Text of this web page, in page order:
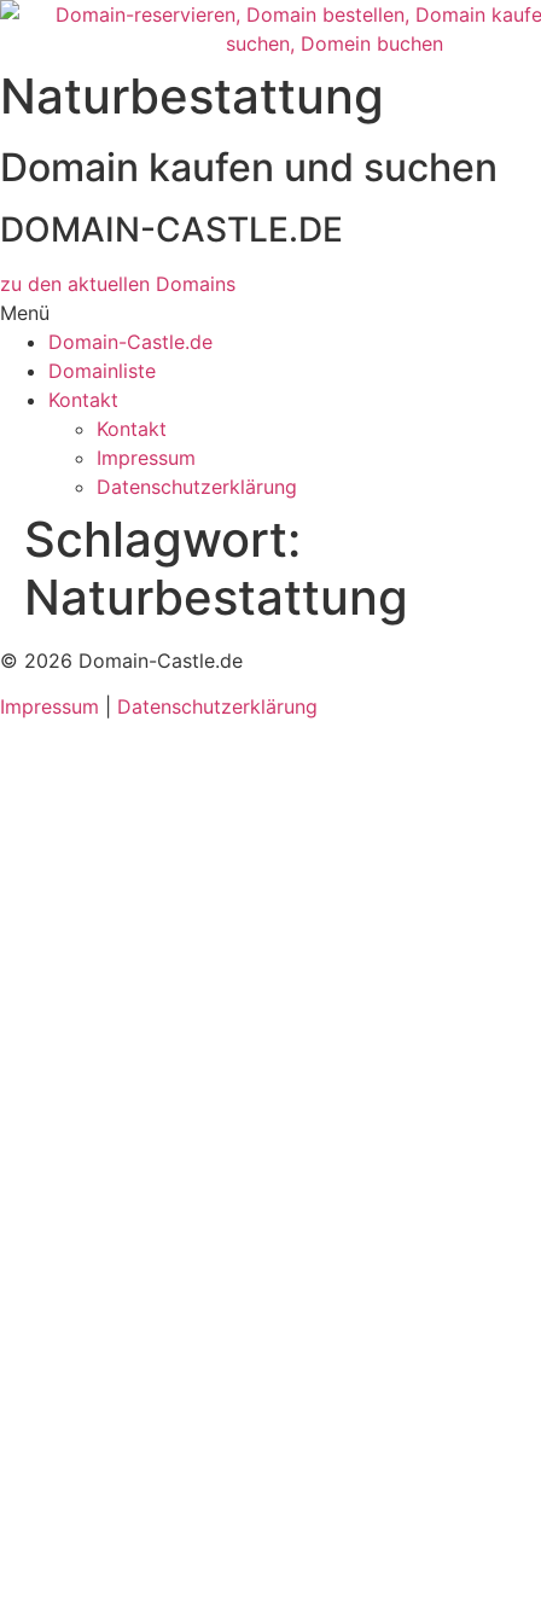
Zum
Naturbestattung
Domain kaufen und suchen
DOMAIN-CASTLE.DE
zu den aktuellen Domains​
Menü
Domain-Castle.de
Domainliste
Kontakt
Kontakt
Impressum
Datenschutzerklärung
Schlagwort:
Naturbestattung
© 2026 Domain-Castle.de
Impressum
Datenschutzerklärung